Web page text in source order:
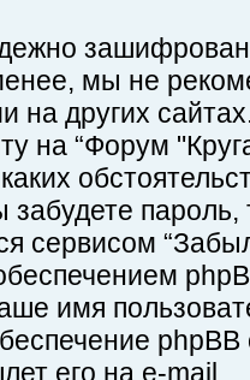
мы не
на других
на “Форум
пароль,
сервисом
имя
его на e-mail.